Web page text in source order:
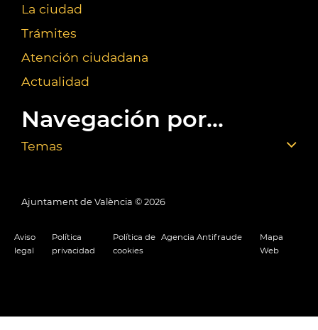
La ciudad
Trámites
Atención ciudadana
Actualidad
Navegación por...
Temas
Ajuntament de València © 2026
Aviso
legal
Política
privacidad
Política de
cookies
Agencia Antifraude
Mapa
Web